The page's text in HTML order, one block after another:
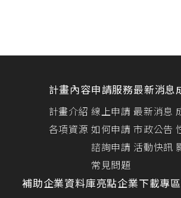
計畫內容
計畫介紹
各項資源
申請服務
線上申請
如何申請
諮詢申請
常見問題
最新消息
最新消息
市政公告
活動快訊
補助企業資料庫亮點企業下載專區